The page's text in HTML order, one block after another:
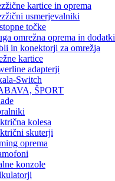
kartice in oprema
usmerjevalniki
točke
omrežna oprema in dodatki
in konektorji za omrežja
kartice
adapterji
Switch
ŠPORT
kolesa
skuterji
oprema
konzole